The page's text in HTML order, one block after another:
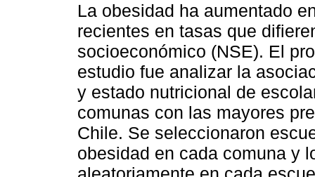
La obesidad ha aumentado
recientes en tasas que
socioeconómico (NSE). El
estudio fue analizar la
y estado nutricional de
comunas con las mayores
Chile. Se seleccionaron
obesidad en cada comuna y